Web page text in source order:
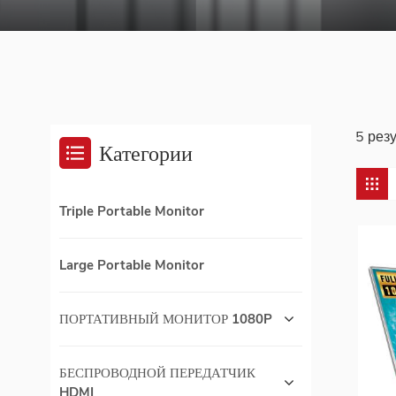
5
Категории
Triple Portable Monitor
Large Portable Monitor
ПОРТАТИВНЫЙ МОНИТОР 1080P
БЕСПРОВОДНОЙ ПЕРЕДАТЧИК